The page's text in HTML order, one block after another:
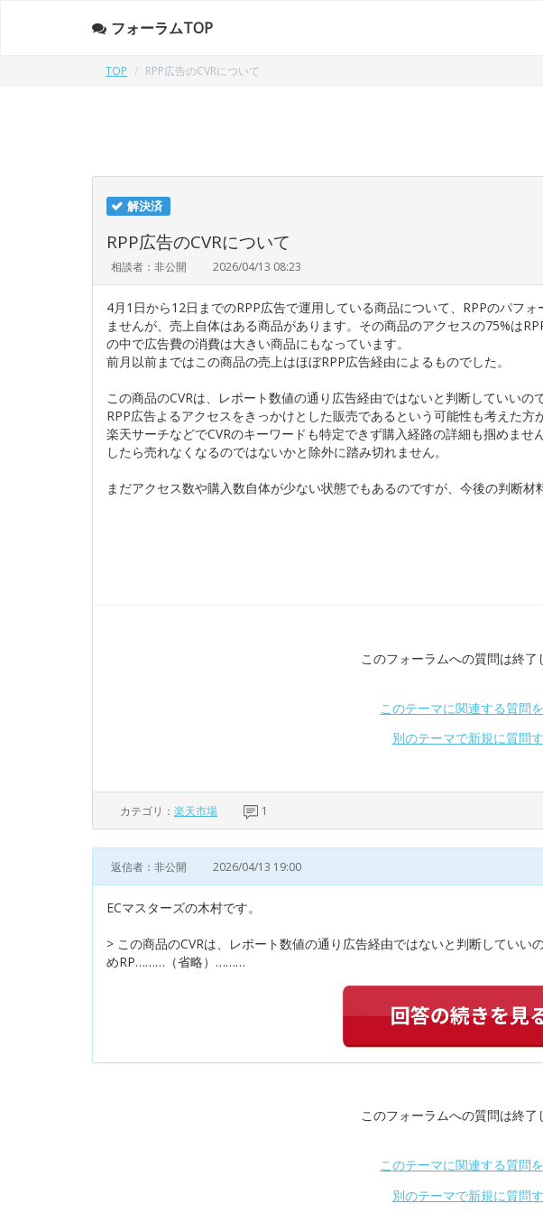
フォーラムTOP
TOP RPP広告のCVRについて
解決済
RPP広告のCVRについて
相談者：非公開 2026/04/13 08:23
4月1日から12日までのRPP広告で運用している商品について、RPPのパフ
ませんが、売上自体はある商品があります。その商品のアクセスの75%は
の中で広告費の消費は大きい商品にもなっています。
前月以前まではこの商品の売上はほぼRPP広告経由によるものでした。
この商品のCVRは、レポート数値の通り広告経由ではないと判断していい
RPP広告よるアクセスをきっかけとした販売であるという可能性も考えた方
楽天サーチなどでCVRのキーワードも特定できず購入経路の詳細も掴めま
したら売れなくなるのではないかと除外に踏み切れません。
まだアクセス数や購入数自体が少ない状態でもあるのですが、今後の判断材
このフォーラムへの質問は終了
このテーマに関連する質問
別のテーマで新規に質問
カテゴリ： 楽天市場 1
返信者：非公開 2026/04/13 19:00
ECマスターズの木村です。
> この商品のCVRは、レポート数値の通り広告経由ではないと判断してい
めRP………（省略）………
このフォーラムへの質問は終了
このテーマに関連する質問
別のテーマで新規に質問